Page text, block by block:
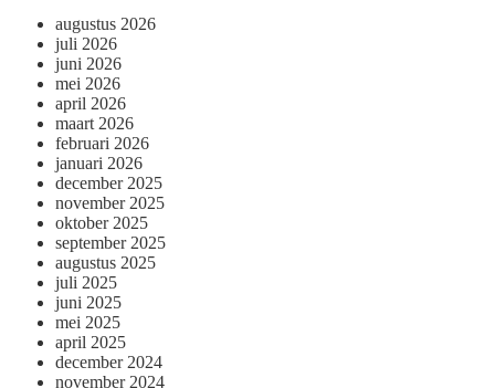
augustus 2026
juli 2026
juni 2026
mei 2026
april 2026
maart 2026
februari 2026
januari 2026
december 2025
november 2025
oktober 2025
september 2025
augustus 2025
juli 2025
juni 2025
mei 2025
april 2025
december 2024
november 2024